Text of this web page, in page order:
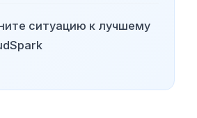
ситуацию к лучшему